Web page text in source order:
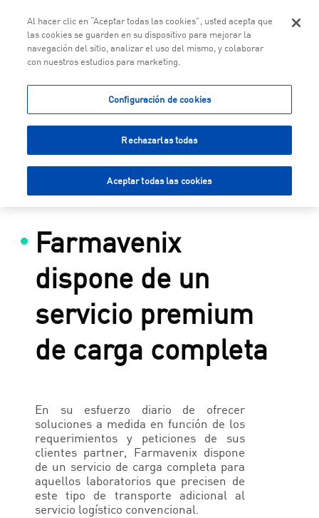
Farmavenix
dispone de un
servicio premium
de carga completa
En su esfuerzo diario de ofrecer
soluciones a medida en función de los
requerimientos y peticiones de sus
clientes partner, Farmavenix dispone
de un servicio de carga completa para
aquellos laboratorios que precisen de
este tipo de transporte adicional al
servicio logístico convencional.
Al hacer clic en “Aceptar todas las cookies”, usted acepta que
las cookies se guarden en su dispositivo para mejorar la
navegación del sitio, analizar el uso del mismo, y colaborar
con nuestros estudios para marketing.
Configuración de cookies
Rechazarlas todas
Aceptar todas las cookies